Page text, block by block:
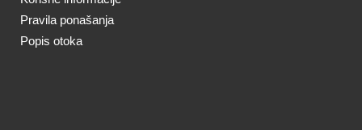
Pravila ponašanja
Popis otoka